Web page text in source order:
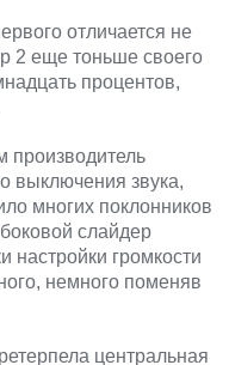
отличается не
2 еще тоньше своего
процентов,
производитель
выключения звука,
многих поклонников
слайдер
настройки громкости
немного поменяв
центральная